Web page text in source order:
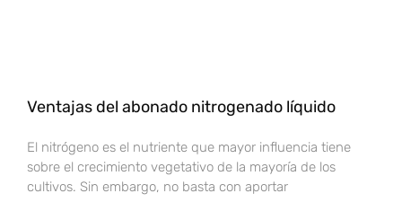
Ventajas del abonado nitrogenado líquido
El nitrógeno es el nutriente que mayor influencia tiene
sobre el crecimiento vegetativo de la mayoría de los
cultivos. Sin embargo, no basta con aportar